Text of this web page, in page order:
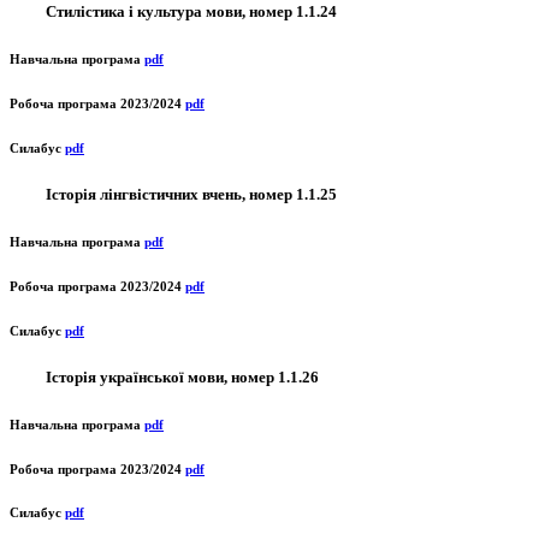
Стилістика і культура мови, номер 1.1.24
Навчальна програма pdf
Робоча програма 2023/2024 pdf
Силабус pdf
Історія лінгвістичних вчень, номер 1.1.25
Навчальна програма pdf
Робоча програма 2023/2024 pdf
Силабус pdf
Історія української мови, номер 1.1.26
Навчальна програма pdf
Робоча програма 2023/2024 pdf
Силабус pdf